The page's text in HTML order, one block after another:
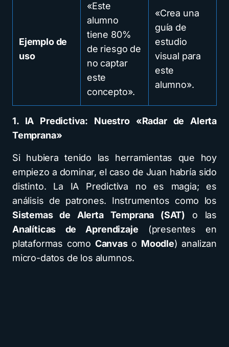
Ejemplo de
uso
«Este
alumno
tiene 80%
de riesgo de
no captar
este
concepto».
«Crea una
guía de
estudio
visual para
este
alumno».
1. IA Predictiva: Nuestro «Radar de Alerta
Temprana»
Si hubiera tenido las herramientas que hoy
empiezo a dominar, el caso de Juan habría sido
distinto. La IA Predictiva no es magia; es
análisis de patrones. Instrumentos como los
Sistemas de Alerta Temprana (SAT) o las
Analíticas de Aprendizaje (presentes en
plataformas como Canvaso Moodle) analizan
micro-datos de los alumnos.